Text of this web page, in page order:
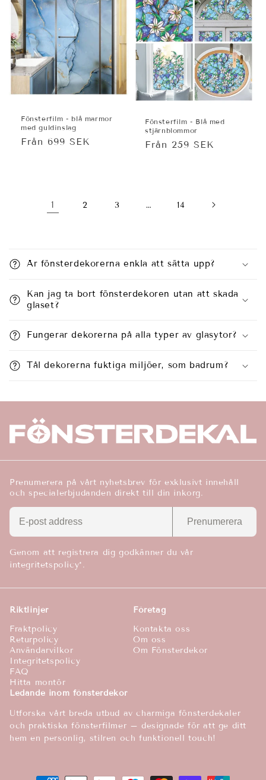
Fönsterfilm - blå marmor
med guldinslag
Ordinarie
Från 699 SEK
Fönsterfilm - Blå med
stjärnblommor
Ordinarie
Från 259 SEK
1 2 3 … 14
n
n
h
l
s
a
n
d
l
s
Är fönsterdekorerna enkla att sätta upp?
Kan jag ta bort fönsterdekoren utan att skada
glaset?
Fungerar dekorerna på alla typer av glasytor?
Tål dekorerna fuktiga miljöer, som badrum?
Prenumerera på vårt nyhetsbrev för exklusivt innehåll
och specialerbjudanden direkt till din inkorg.
Prenumerera
Genom att registrera dig godkänner du vår
integritetspolicy*.
Riktlinjer
Fraktpolicy
Returpolicy
Användarvilkor
Integritetspolicy
FAQ
Hitta montör
Företag
Kontakta oss
Om oss
Om Fönsterdekor
Ledande inom fönsterdekor
Utforska vårt breda utbud av charmiga fönsterdekaler
och praktiska fönsterfilmer – designade för att ge ditt
hem en personlig, stilren och funktionell touch!
Betalningsmetoder